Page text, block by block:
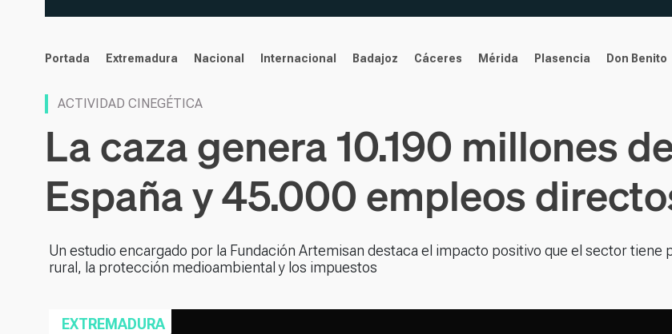
noticias
Portada Extremadura Nacional Internacional Badajoz Cáceres Mérida Plasencia Don Benito
ACTIVIDAD CINEGÉTICA
La caza genera 10.190 millones
España y 45.000 empleos
Un estudio encargado por la Fundación Artemisan destaca el impacto positivo que el sector tiene
rural, la protección medioambiental y los impuestos
EXTREMADURA